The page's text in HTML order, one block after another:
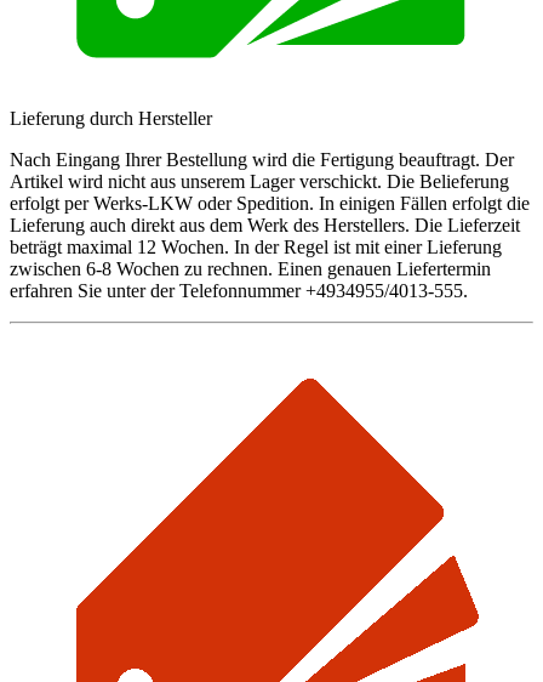
Lieferung durch Hersteller
Nach Eingang Ihrer Bestellung wird die Fertigung beauftragt. Der
Artikel wird nicht aus unserem Lager verschickt. Die Belieferung
erfolgt per Werks-LKW oder Spedition. In einigen Fällen erfolgt die
Lieferung auch direkt aus dem Werk des Herstellers. Die Lieferzeit
beträgt maximal 12 Wochen. In der Regel ist mit einer Lieferung
zwischen 6-8 Wochen zu rechnen. Einen genauen Liefertermin
erfahren Sie unter der Telefonnummer +4934955/4013-555.